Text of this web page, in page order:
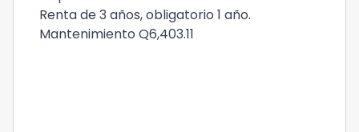
Renta de 3 años, obligatorio 1 año.
Mantenimiento Q6,403.11